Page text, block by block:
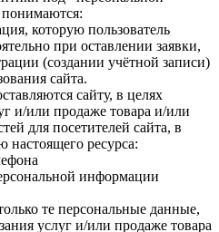
которую пользователь
при оставлении заявки,
(создании учётной записи)
сайта.
сайту, в целях
и/или продаже товара и/или
для посетителей сайта, в
настоящего ресурса:
информации
те персональные данные,
услуг и/или продаже товара